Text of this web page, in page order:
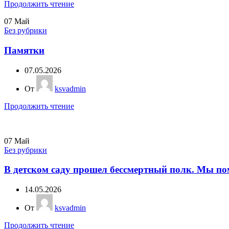
Продолжить чтение
07 Май
Без рубрики
Памятки
07.05.2026
От
ksvadmin
Продолжить чтение
07 Май
Без рубрики
В детском саду прошел бессмертный полк. Мы
14.05.2026
От
ksvadmin
Продолжить чтение